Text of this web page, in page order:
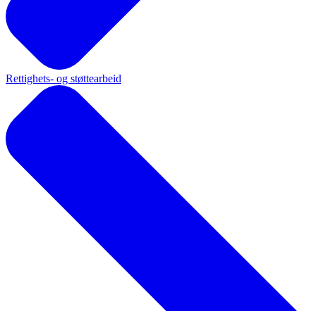
Rettighets- og støttearbeid